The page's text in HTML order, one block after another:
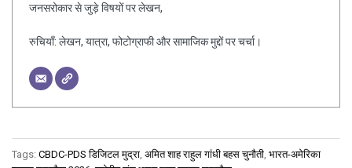
जनसरोकार से जुड़े विषयों पर लेखन,
रुचियाँ: लेखन, यात्रा, फोटोग्राफी और सामाजिक मुद्दों पर चर्चा।
Tags: CBDC-PDS डिजिटल मुद्रा अमित शाह राहुल गांधी बहस चुनौती भारत-अमेरिका